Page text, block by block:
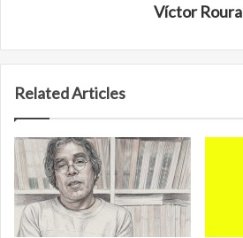
Víctor Roura
Related Articles